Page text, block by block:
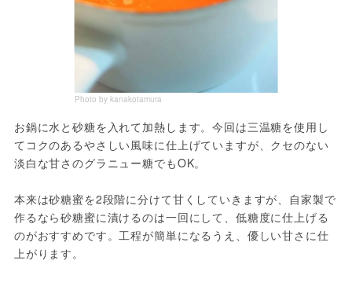
Photo by kanakotamura
お鍋に水と砂糖を入れて加熱します。今回は三温糖を使用し
てコクのあるやさしい風味に仕上げていますが、クセのない
淡白な甘さのグラニュー糖でもOK。
本来は砂糖蜜を2段階に分けて甘くしていきますが、自家製で
作るなら砂糖蜜に漬けるのは一回にして、低糖度に仕上げる
のがおすすめです。工程が簡単になるうえ、優しい甘さに仕
上がります。